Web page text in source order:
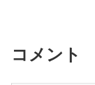
コメント